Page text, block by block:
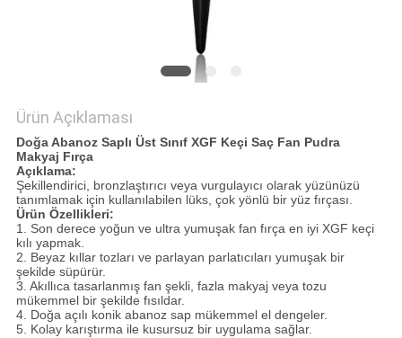
Ürün Açıklaması
Doğa Abanoz Saplı Üst Sınıf XGF Keçi Saç Fan Pudra
Makyaj Fırça
Açıklama:
Şekillendirici, bronzlaştırıcı veya vurgulayıcı olarak yüzünüzü
tanımlamak için kullanılabilen lüks, çok yönlü bir yüz fırçası.
Ürün Özellikleri:
1. Son derece yoğun ve ultra yumuşak fan fırça en iyi XGF keçi
kılı yapmak.
2. Beyaz kıllar tozları ve parlayan parlatıcıları yumuşak bir
şekilde süpürür.
3. Akıllıca tasarlanmış fan şekli, fazla makyaj veya tozu
mükemmel bir şekilde fısıldar.
4. Doğa açılı konik abanoz sap mükemmel el dengeler.
5. Kolay karıştırma ile kusursuz bir uygulama sağlar.